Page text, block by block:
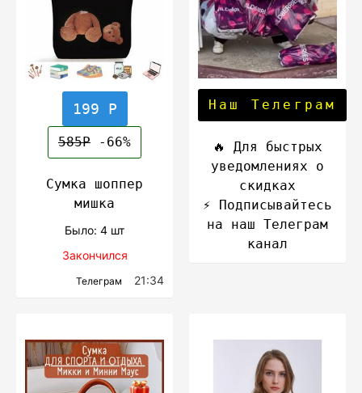
199 Р
585Р -66%
Сумка шоппер
мишка
Было: 4 шт
Закончился
Телеграм 21:34
Наш Телеграм
🔥 Для быстрых
уведомлениях о
скидках
⚡️ Подписывайтесь
на наш Телеграм
канал